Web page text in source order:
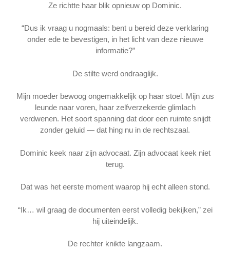
Ze richtte haar blik opnieuw op Dominic.
“Dus ik vraag u nogmaals: bent u bereid deze verklaring
onder ede te bevestigen, in het licht van deze nieuwe
informatie?”
De stilte werd ondraaglijk.
Mijn moeder bewoog ongemakkelijk op haar stoel. Mijn zus
leunde naar voren, haar zelfverzekerde glimlach
verdwenen. Het soort spanning dat door een ruimte snijdt
zonder geluid — dat hing nu in de rechtszaal.
Dominic keek naar zijn advocaat. Zijn advocaat keek niet
terug.
Dat was het eerste moment waarop hij echt alleen stond.
“Ik… wil graag de documenten eerst volledig bekijken,” zei
hij uiteindelijk.
De rechter knikte langzaam.